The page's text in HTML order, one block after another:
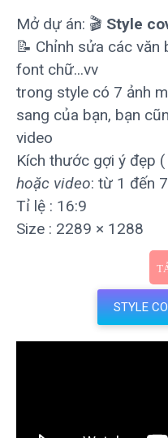
Mở dự án: 🎬 Style
📝 Chỉnh sửa các văn
font chữ...vv
trong style có 7 ảnh
sang của bạn, bạn
video
Kích thước gợi ý đẹp
hoặc video: từ 1 đến 7
Tỉ lệ : 16:9
Size : 2289 × 1288
STYLE